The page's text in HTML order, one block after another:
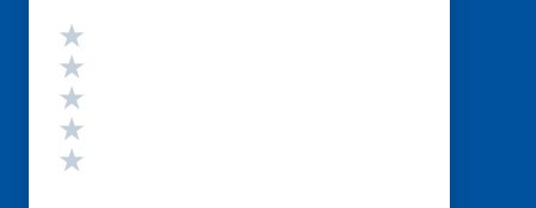
Valutazione